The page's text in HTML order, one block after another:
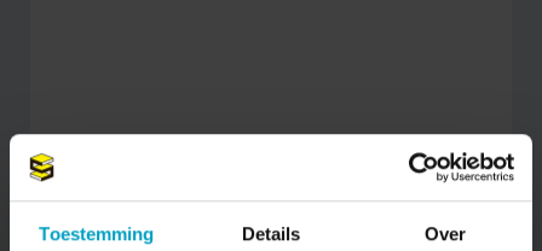
Toestemming Details Over
Hoe weet ik welke woningen in
verkoop komen en/of zijn?